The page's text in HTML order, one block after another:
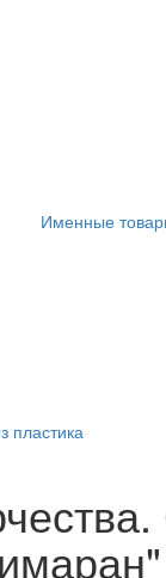
Именные
пластика